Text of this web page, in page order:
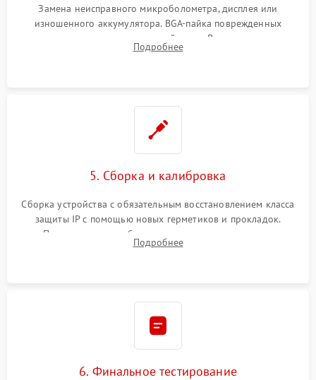
Замена неисправного микроболометра, дисплея или
изношенного аккумулятора. BGA-пайка поврежденных
контроллеров на материнской плате. Восстановление
разъемов и кнопок, замена поврежденных элементов
Подробнее
5. Сборка и калибровка
Сборка устройства с обязательным восстановлением класса
защиты IP с помощью новых герметиков и прокладок.
Программная калибровка матрицы по эталонному
абсолютно черному телу для точного измерения температур.
Подробнее
6. Финальное тестирование